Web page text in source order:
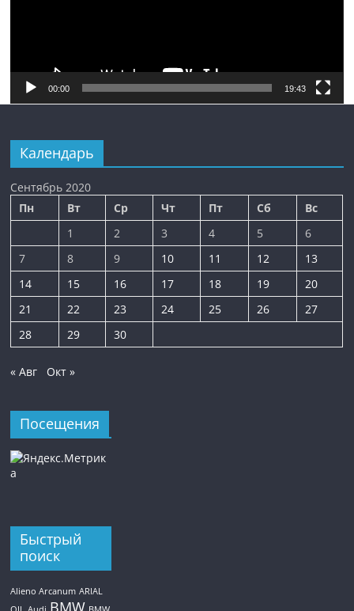
00:00 19:43
Календарь
Сентябрь 2020
Пн
Вт Ср Чт Пт Сб
Вс
1
2 3 4 5
6
7
8 9 10 11 12
13
14
15 16 17 18 19
20
21
22 23 24 25 26
27
28
29 30
« Авг Окт »
Посещения
Быстрый
поиск
Alieno Arcanum ARIAL
BMW